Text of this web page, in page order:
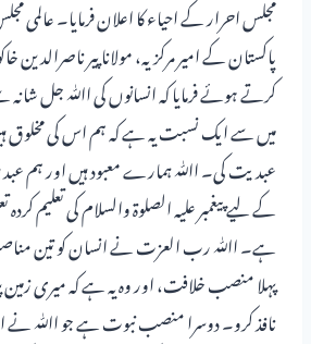
مجلس احرار کے احیاء کا اعلان فرمایا۔ عالمی
پاکستان کے امیر مرکزیہ، مولانا پیر
کرتے ہوئے فرمایا کہ انسانوں کی اﷲ جل
میں سے ایک نسبت یہ ہے کہ ہم اس کی
عبدیت کی۔ اﷲ ہمارے معبود ہیں اور ہم
کے لیے پیغمبر علیہ الصلوۃ والسلام کی تعلیم
ہے۔ اﷲ رب العزت نے انسان کو تین
پہلا منصب خلافت، اور وہ یہ ہے کہ میری زمین
نافذ کرو۔ دوسرا منصب نبوت ہے جو اﷲ نے